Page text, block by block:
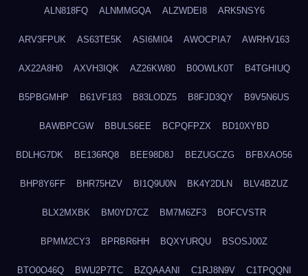
ALN818FQ ALNMMGQA ALZWDEI8 ARK5NSY6
ARV3FPUK AS63TE5K ASI6MI04 AWOCPIA7 AWRHV163
AX22A8H0 AXVH3IQK AZ26KW80 B0OWLK0T B4TGHIUQ
B5PBGMHP B61VF183 B83LODZ5 B8FJD3QY B9V5N6US
BAWBPCGW BBULS6EE BCPQFPZX BD10XYBD
BDLHG7DK BE136RQ8 BEE98D8J BEZUGCZG BFBXAO56
BHP8Y6FF BHR75HZV BI1Q9U0N BK4Y2DLN BLV4BZUZ
BLX2MXBK BM0YD7CZ BM7M6ZF3 BOFCVSTR
BPMM2CY3 BPRBR6HH BQXYURQU BSOSJ00Z
BTO0O46Q BWU2P7TC BZQAAANI C1RJ8N9V C1TPQQNI